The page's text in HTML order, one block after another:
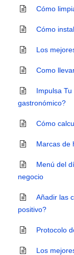
Cómo
Cómo
Los
Como
Impulsa
gastronómico?
Cómo
Marcas de
Menú del
negocio
Añadir las
positivo?
Protocolo
Los